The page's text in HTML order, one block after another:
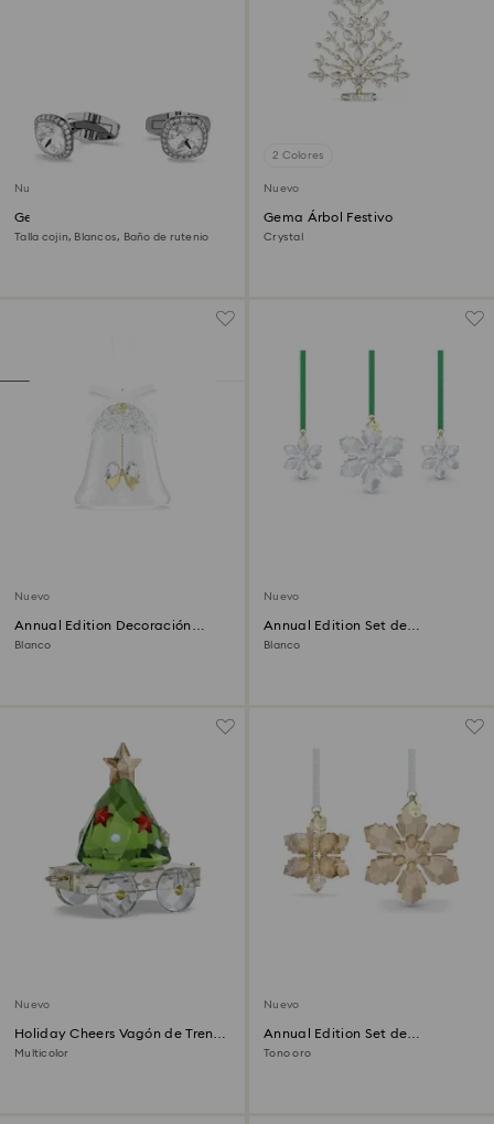
Nuevo
Gemelos Una Angelic
Talla cojin, Blancos, Baño de rutenio
2 Colores
Nuevo
Gema Árbol Festivo
Crystal
Nuevo
Annual Edition Decoración
Campana 2026
Blanco
Nuevo
Annual Edition Set de
decoraciones 2026
Blanco
Nuevo
Holiday Cheers Vagón de Tren
Edición Anual 2026
Multicolor
Nuevo
Annual Edition Set de
decoraciones 3D Festive 2026
Tono oro